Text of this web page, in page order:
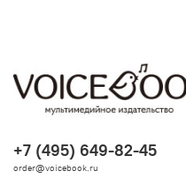
+7 (495) 649-82-45
order@voicebook.ru